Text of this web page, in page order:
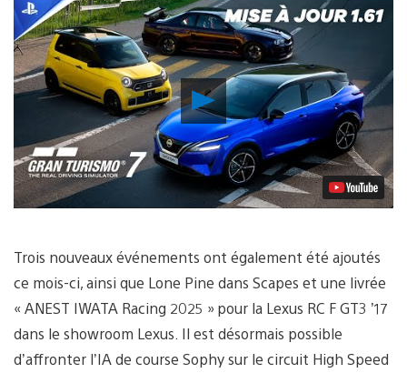
Lancer
la
vidéo
Trois nouveaux événements ont également été ajoutés
ce mois-ci, ainsi que Lone Pine dans Scapes et une livrée
« ANEST IWATA Racing 2025 » pour la Lexus RC F GT3 ’17
dans le showroom Lexus. Il est désormais possible
d’affronter l’IA de course Sophy sur le circuit High Speed